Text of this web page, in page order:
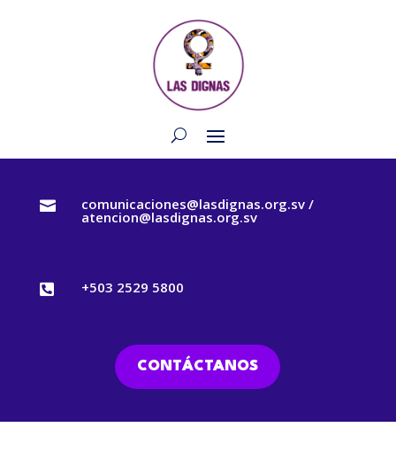
 comunicaciones@lasdignas.org.sv /
atencion@lasdignas.org.sv
 +503 2529 5800
CONTÁCTANOS